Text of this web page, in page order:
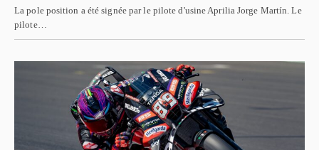
La pole position a été signée par le pilote d'usine Aprilia Jorge Martín. Le
pilote…